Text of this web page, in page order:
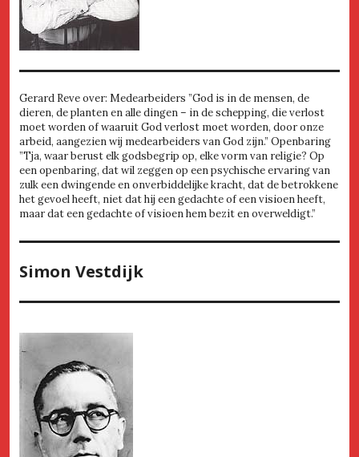
Gerard Reve over: Medearbeiders ”God is in de mensen, de
dieren, de planten en alle dingen – in de schepping, die verlost
moet worden of waaruit God verlost moet worden, door onze
arbeid, aangezien wij medearbeiders van God zijn.” Openbaring
”Tja, waar berust elk godsbegrip op, elke vorm van religie? Op
een openbaring, dat wil zeggen op een psychische ervaring van
zulk een dwingende en onverbiddelijke kracht, dat de betrokkene
het gevoel heeft, niet dat hij een gedachte of een visioen heeft,
maar dat een gedachte of visioen hem bezit en overweldigt.”
Simon Vestdijk